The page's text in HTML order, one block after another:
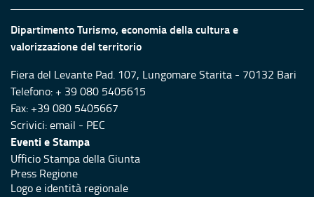
Dipartimento Turismo, economia della cultura e
valorizzazione del territorio
Fiera del Levante Pad. 107, Lungomare Starita - 70132 Bari
Telefono: + 39 080 5405615
Fax: +39 080 5405667
Scrivici:email - PEC
Eventi e Stampa
Ufficio Stampa della Giunta
Press Regione
Logo e identità regionale